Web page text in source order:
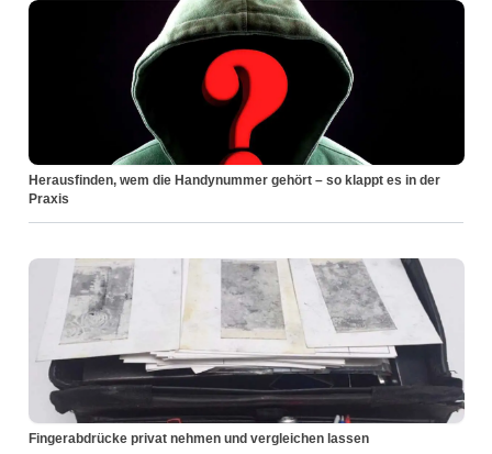
Herausfinden, wem die Handynummer gehört – so klappt es in der
Praxis
Fingerabdrücke privat nehmen und vergleichen lassen